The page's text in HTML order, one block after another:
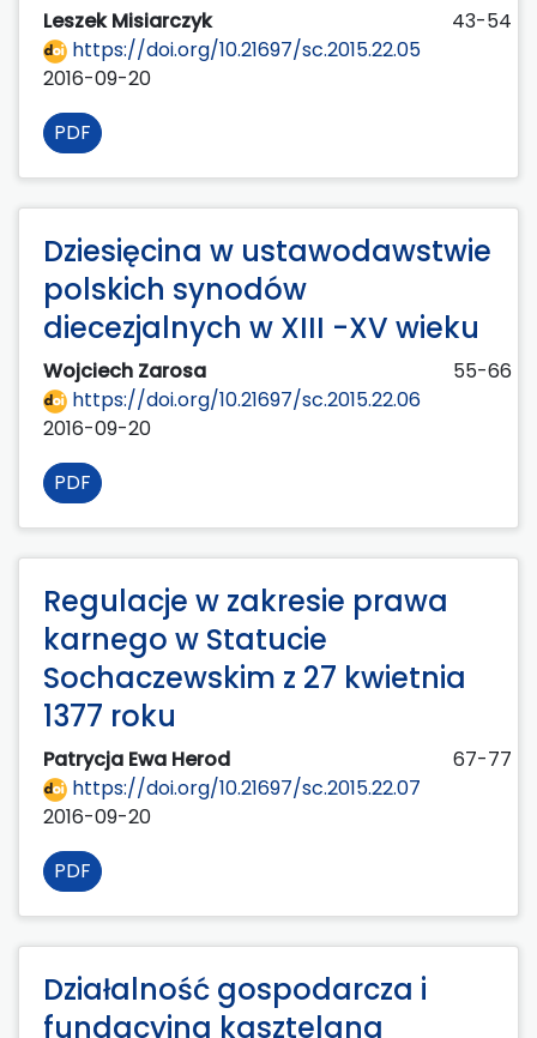
Leszek Misiarczyk
43-54
https://doi.org/10.21697/sc.2015.22.05
2016-09-20
PDF
Dziesięcina w ustawodawstwie
polskich synodów
diecezjalnych w XIII -XV wieku
Wojciech Zarosa
55-66
https://doi.org/10.21697/sc.2015.22.06
2016-09-20
PDF
Regulacje w zakresie prawa
karnego w Statucie
Sochaczewskim z 27 kwietnia
1377 roku
Patrycja Ewa Herod
67-77
https://doi.org/10.21697/sc.2015.22.07
2016-09-20
PDF
Działalność gospodarcza i
fundacyjna kasztelana